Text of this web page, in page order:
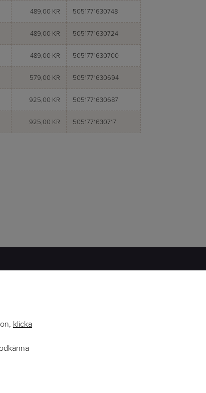
489,00 KR 5051771630748
489,00 KR 5051771630724
489,00 KR 5051771630700
579,00 KR 5051771630694
925,00 KR 5051771630687
925,00 KR 5051771630717
klicka